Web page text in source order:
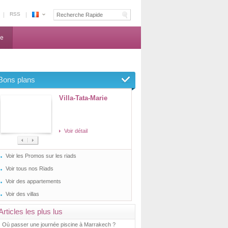
RSS
mouche
au
plans
Villa-Tata-Marie
Voir détail
Voir les Promos sur les riads
Voir tous nos Riads
Voir des appartements
Voir des villas
les plus lus
Où passer une journée piscine à Marrakech ?